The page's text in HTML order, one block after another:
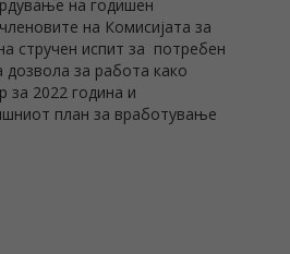
на годишен
на Комисијата за
стручен испит за потребен
за работа како
за 2022 година и
план за вработување